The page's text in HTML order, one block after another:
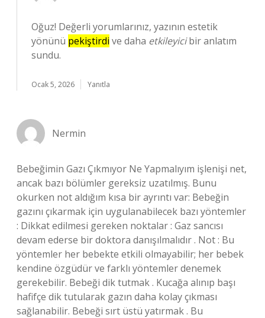
Oğuz! Değerli yorumlarınız, yazının estetik
yönünü pekiştirdi ve daha etkileyicibir anlatım
sundu.
Ocak 5, 2026 Yanıtla
Nermin
Bebeğimin Gazı Çıkmıyor Ne Yapmalıyım işlenişi net,
ancak bazı bölümler gereksiz uzatılmış. Bunu
okurken not aldığım kısa bir ayrıntı var: Bebeğin
gazını çıkarmak için uygulanabilecek bazı yöntemler
: Dikkat edilmesi gereken noktalar : Gaz sancısı
devam ederse bir doktora danışılmalıdır . Not : Bu
yöntemler her bebekte etkili olmayabilir; her bebek
kendine özgüdür ve farklı yöntemler denemek
gerekebilir. Bebeği dik tutmak . Kucağa alınıp başı
hafifçe dik tutularak gazın daha kolay çıkması
sağlanabilir. Bebeği sırt üstü yatırmak . Bu